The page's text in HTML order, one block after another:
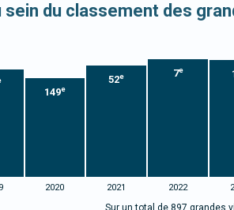
sein du classement des
149e
52e 7e
2020 2021 2022